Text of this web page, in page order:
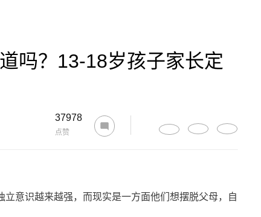
吗？13-18岁孩子家长定
37978
点赞
意识越来越强，而现实是一方面他们想摆脱父母，自